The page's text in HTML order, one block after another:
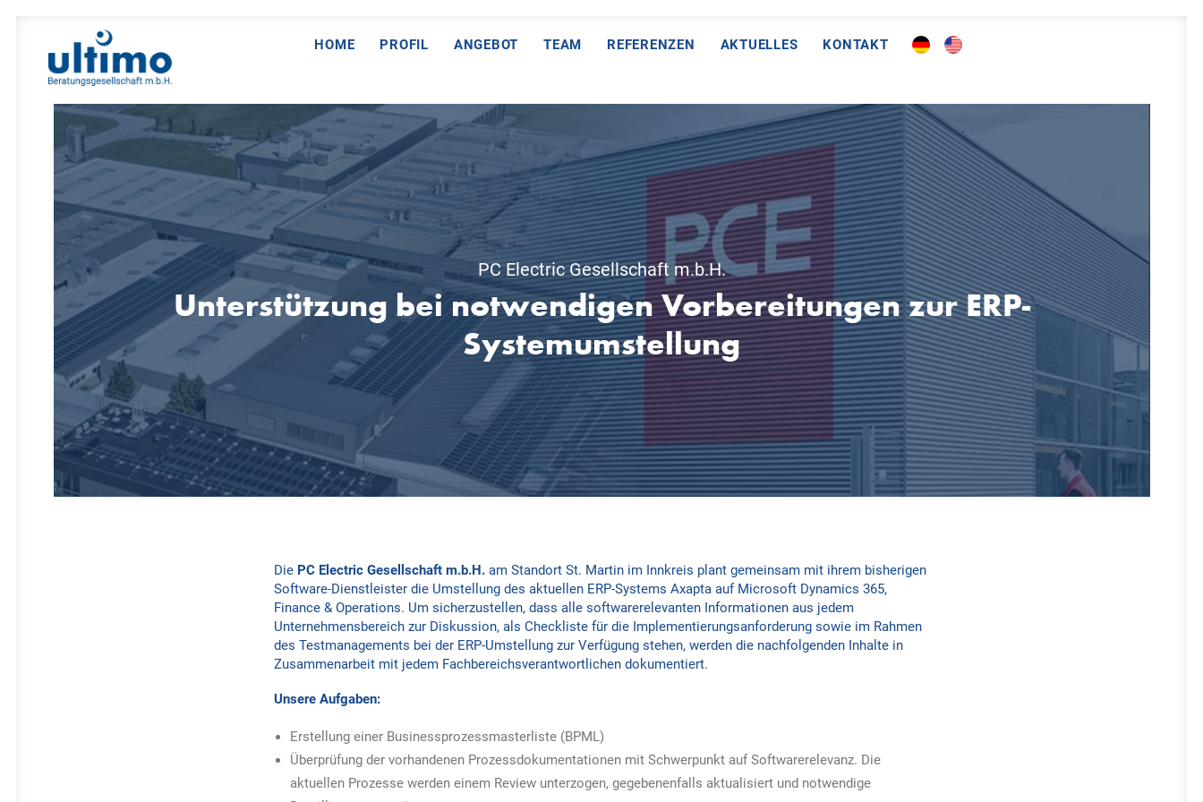
HOME PROFIL ANGEBOT TEAM REFERENZEN AKTUELLES KONTAKT
PC Electric Gesellschaft m.b.H.
Unterstützung bei notwendigen Vorbereitungen zur ERP-
Systemumstellung
Die PC Electric Gesellschaft m.b.H. am Standort St. Martin im Innkreis plant gemeinsam mit ihrem bisherigen
Software-Dienstleister die Umstellung des aktuellen ERP-Systems Axapta auf Microsoft Dynamics 365,
Finance & Operations. Um sicherzustellen, dass alle softwarerelevanten Informationen aus jedem
Unternehmensbereich zur Diskussion, als Checkliste für die Implementierungsanforderung sowie im Rahmen
des Testmanagements bei der ERP-Umstellung zur Verfügung stehen, werden die nachfolgenden Inhalte in
Zusammenarbeit mit jedem Fachbereichsverantwortlichen dokumentiert.
Unsere Aufgaben:
Erstellung einer Businessprozessmasterliste (BPML)
Überprüfung der vorhandenen Prozessdokumentationen mit Schwerpunkt auf Softwarerelevanz. Die
aktuellen Prozesse werden einem Review unterzogen, gegebenenfalls aktualisiert und notwendige